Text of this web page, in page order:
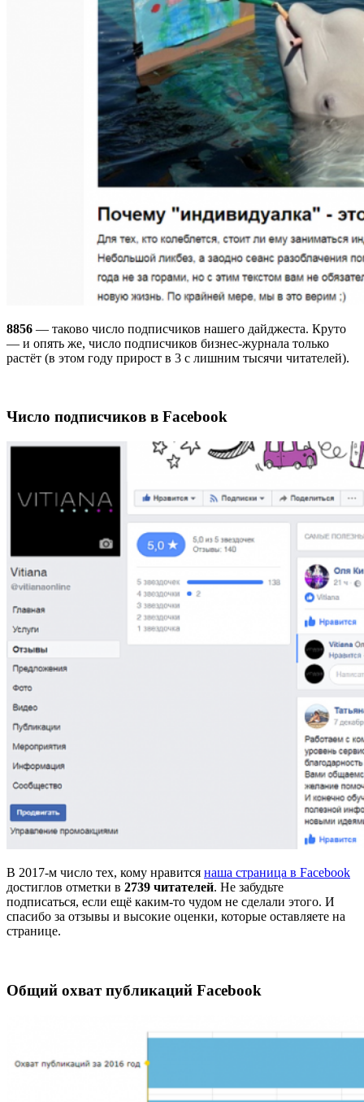
8856 — таково число подписчиков нашего дайджеста. Круто
— и опять же, число подписчиков бизнес-журнала только
растёт (в этом году прирост в 3 с лишним тысячи читателей).
Число подписчиков в Facebook
В 2017-м число тех, кому нравится наша страница в Facebook
достиглов отметки в 2739 читателей. Не забудьте
подписаться, если ещё каким-то чудом не сделали этого. И
спасибо за отзывы и высокие оценки, которые оставляете на
странице.
Общий охват публикаций Facebook